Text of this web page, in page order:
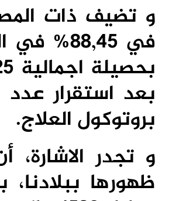
و تضيف ذات
بروتوكول العلاج.
و تجدر الاشارة،